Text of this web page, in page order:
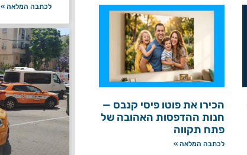
הכירו את פוטו פיסי קנבס —
חנות ההדפסות האהובה של
פתח תקווה
לכתבה המלאה »
לכתבה המלאה »